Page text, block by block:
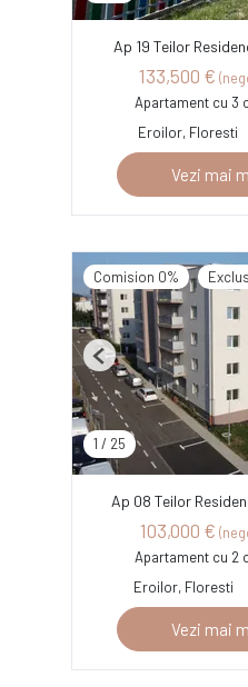
Ap 19 Teilor
133,500 €
Apartament cu 3
Eroilor, Floresti
Vezi mai
Comision 0%
1 / 25
Previous
Ap 08 Teilor
103,000 €
Apartament cu 2
Eroilor, Floresti
Vezi mai